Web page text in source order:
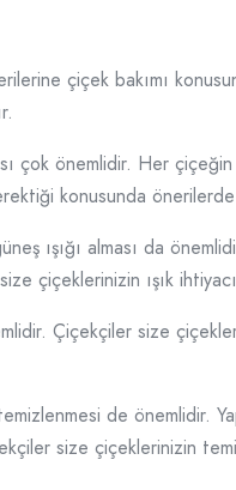
çiçek bakımı
çok önemlidir. Her
konusunda
ışığı alması da
çiçeklerinizin ışık
Çiçekçiler size
de önemlidir.
size çiçeklerinizin